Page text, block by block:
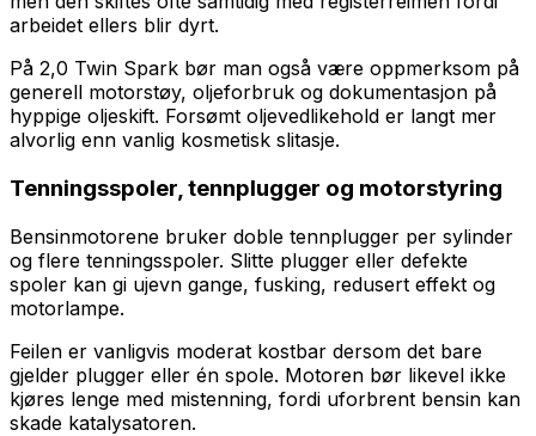
arbeidet ellers blir dyrt.
På 2,0 Twin Spark bør man også være oppmerksom på
generell motorstøy, oljeforbruk og dokumentasjon på
hyppige oljeskift. Forsømt oljevedlikehold er langt mer
alvorlig enn vanlig kosmetisk slitasje.
Tenningsspoler, tennplugger og motorstyring
Bensinmotorene bruker doble tennplugger per sylinder
og flere tenningsspoler. Slitte plugger eller defekte
spoler kan gi ujevn gange, fusking, redusert effekt og
motorlampe.
Feilen er vanligvis moderat kostbar dersom det bare
gjelder plugger eller én spole. Motoren bør likevel ikke
kjøres lenge med mistenning, fordi uforbrent bensin kan
skade katalysatoren.